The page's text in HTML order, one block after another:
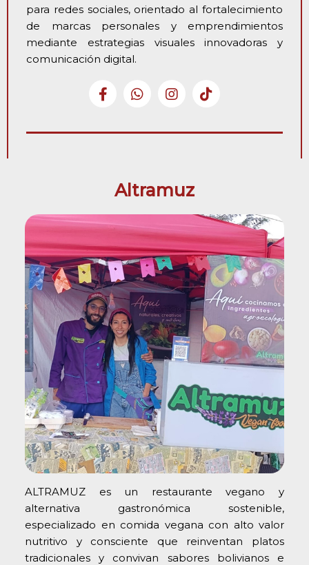
para redes sociales, orientado al fortalecimiento
de marcas personales y emprendimientos
mediante estrategias visuales innovadoras y
comunicación digital.
Altramuz
ALTRAMUZ es un restaurante vegano y
alternativa gastronómica sostenible,
especializado en comida vegana con alto valor
nutritivo y consciente que reinventan platos
tradicionales y convivan sabores bolivianos e